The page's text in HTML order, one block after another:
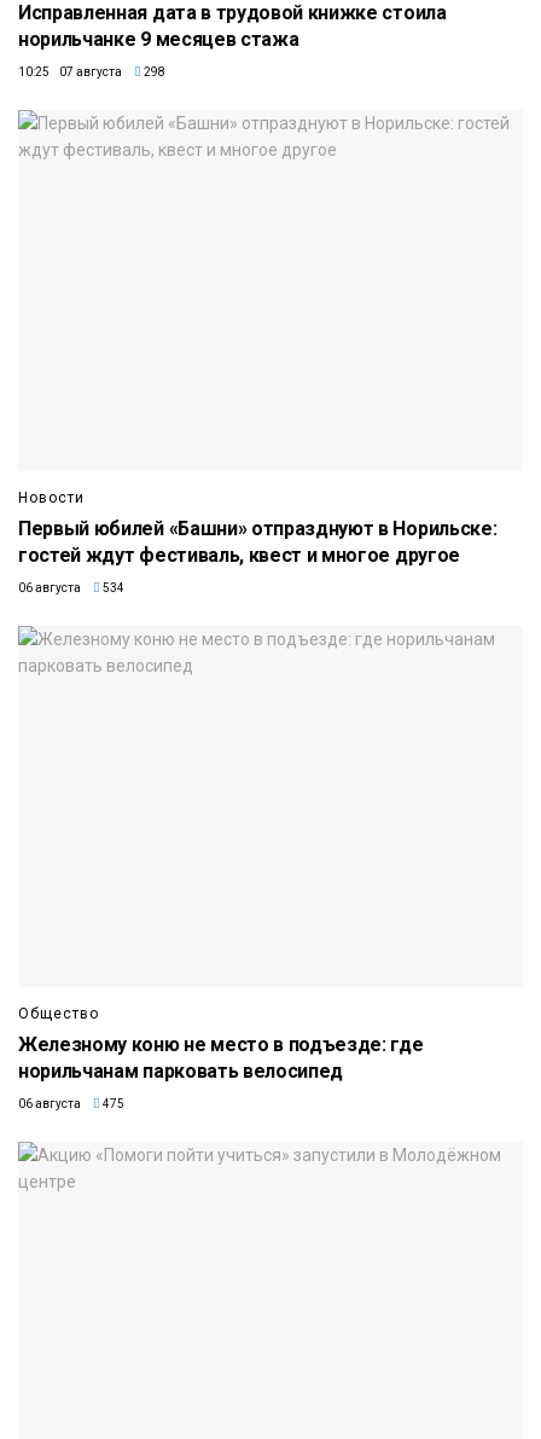
Исправленная дата в трудовой книжке стоила
норильчанке 9 месяцев стажа
10:25 07 августа 298
Новости
Первый юбилей «Башни» отпразднуют в Норильске:
гостей ждут фестиваль, квест и многое другое
06 августа 534
Общество
Железному коню не место в подъезде: где
норильчанам парковать велосипед
06 августа 475